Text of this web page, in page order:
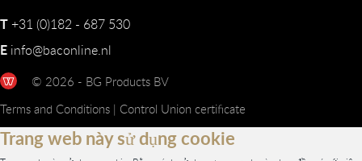
T+31 (0)182 - 687 530
E info@baconline.nl
© 2026 - BG Products BV
Terms and Conditions | Control Union certificate
Trang web này sử dụng cookie